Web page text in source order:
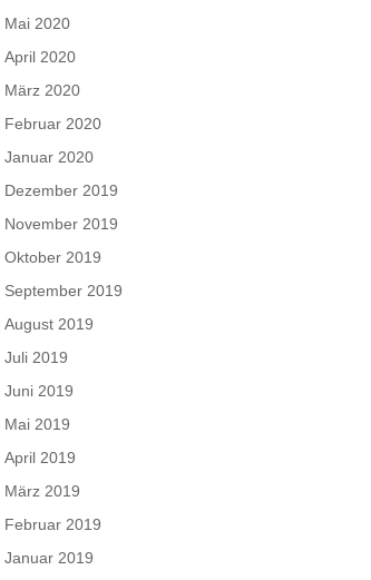
Mai 2020
April 2020
März 2020
Februar 2020
Januar 2020
Dezember 2019
November 2019
Oktober 2019
September 2019
August 2019
Juli 2019
Juni 2019
Mai 2019
April 2019
März 2019
Februar 2019
Januar 2019